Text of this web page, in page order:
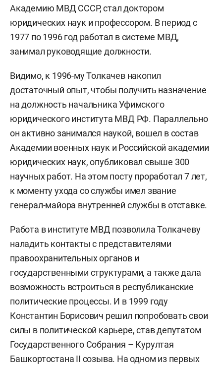
Академию МВД СССР, стал доктором
юридических наук и профессором. В период с
1977 по 1996 год работал в системе МВД,
занимал руководящие должности.
Видимо, к 1996-му Толкачев накопил
достаточный опыт, чтобы получить назначение
на должность начальника Уфимского
юридического института МВД РФ. Параллельно
он активно занимался наукой, вошел в состав
Академии военных наук и Российской академии
юридических наук, опубликовал свыше 300
научных работ. На этом посту проработал 7 лет,
к моменту ухода со службы имел звание
генерал-майора внутренней службы в отставке.
Работа в институте МВД позволила Толкачеву
наладить контакты с представителями
правоохранительных органов и
государственными структурами, а также дала
возможность встроиться в республиканские
политические процессы. И в 1999 году
Константин Борисович решил попробовать свои
силы в политической карьере, став депутатом
Государственного Собрания – Курултая
Башкортостана II созыва. На одном из первых